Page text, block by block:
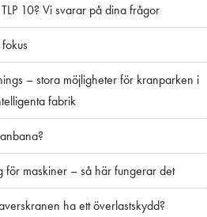
10? Vi svarar på dina frågor
– stora möjligheter för kranparken i
fabrik
för maskiner – så här fungerar det
ha ett överlastskydd?